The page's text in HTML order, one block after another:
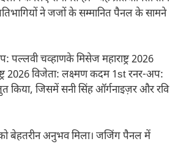
ने जजों के सम्मानित पैनल के सामने
पल्लवी चव्हाणके मिसेज महाराष्ट्र 2026
2026 विजेता: लक्ष्मण कदम 1st रनर-अप:
किया, जिसमें सनी सिंह ऑर्गनाइज़र और रवि
को बेहतरीन अनुभव मिला। जजिंग पैनल में